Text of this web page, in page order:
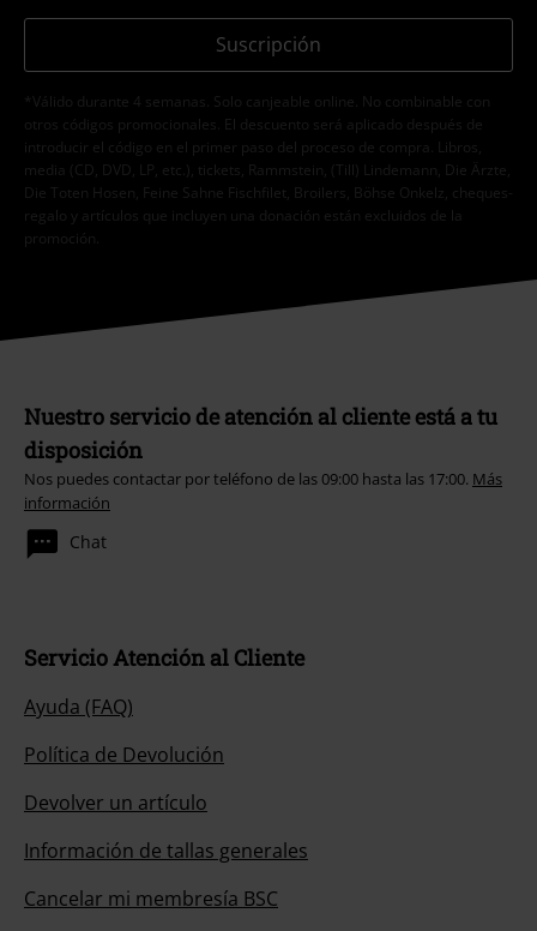
Suscripción
*Válido durante 4 semanas. Solo canjeable online. No combinable con
otros códigos promocionales. El descuento será aplicado después de
introducir el código en el primer paso del proceso de compra. Libros,
media (CD, DVD, LP, etc.), tickets, Rammstein, (Till) Lindemann, Die Ärzte,
Die Toten Hosen, Feine Sahne Fischfilet, Broilers, Böhse Onkelz, cheques-
regalo y artículos que incluyen una donación están excluidos de la
promoción.
Nuestro servicio de atención al cliente está a tu
disposición
Nos puedes contactar por teléfono de las 09:00 hasta las 17:00. Más
información
Chat
Servicio Atención al Cliente
Ayuda (FAQ)
Política de Devolución
Devolver un artículo
Información de tallas generales
Cancelar mi membresía BSC